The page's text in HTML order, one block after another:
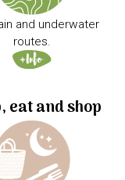
and underwater
routes.
eat and shop